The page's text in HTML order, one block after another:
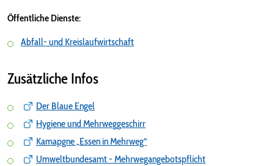
Öffentliche Dienste:
Abfall- und Kreislaufwirtschaft
Zusätzliche Infos
Der Blaue Engel
Hygiene und Mehrweggeschirr
Kamapgne „Essen in Mehrweg“
Umweltbundesamt - Mehrwegangebotspflicht